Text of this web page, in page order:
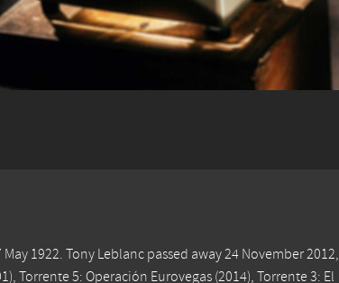
1922. Tony Leblanc passed away 24 November 2012,
Torrente 5: Operación Eurovegas (2014), Torrente 3: El